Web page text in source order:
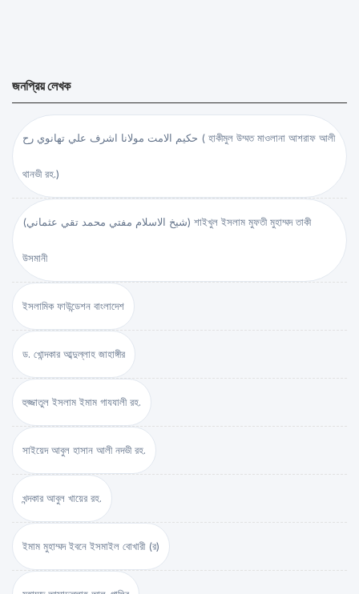
জনপ্রিয় লেখক
حكيم الامت مولانا اشرف علي تهانوي رح ( হাকীমুল উম্মত মাওলানা আশরাফ আলী
থানভী রহ.)
(شيخ الاسلام مفتي محمد تقي عثماني) শাইখুল ইসলাম মুফতী মুহাম্মদ তাকী
উসমানী
ইসলামিক ফাউন্ডেশন বাংলাদেশ
ড. খোন্দকার আব্দুল্লাহ জাহাঙ্গীর
হুজ্জাতুল ইসলাম ইমাম গাযযালী রহ.
সাইয়েদ আবুল হাসান আলী নদভী রহ.
খন্দকার আবুল খায়ের রহ.
ইমাম মুহাম্মদ ইবনে ইসমাইল বোখারী (র)